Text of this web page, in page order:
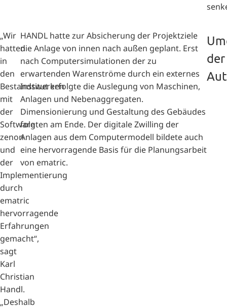
„Wir
hatten
in
den
Bestandswerken
mit
der
Software
zenon
und
der
Implementierung
durch
ematric
hervorragende
Erfahrungen
gemacht“,
sagt
Karl
Christian
Handl.
„Deshalb
HANDL hatte zur Absicherung der Projektziele
die Anlage von innen nach außen geplant. Erst
nach Computersimulationen der zu
erwartenden Warenströme durch ein externes
Institut erfolgte die Auslegung von Maschinen,
Anlagen und Nebenaggregaten.
Dimensionierung und Gestaltung des Gebäudes
folgten am Ende. Der digitale Zwilling der
Anlagen aus dem Computermodell bildete auch
eine hervorragende Basis für die Planungsarbeit
von ematric.
der